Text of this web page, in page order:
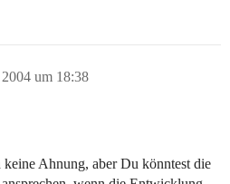
um 18:38
Ahnung, aber Du könntest die